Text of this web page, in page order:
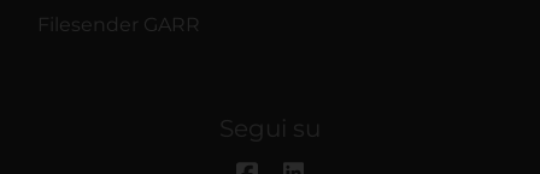
Filesender GARR
Segui su